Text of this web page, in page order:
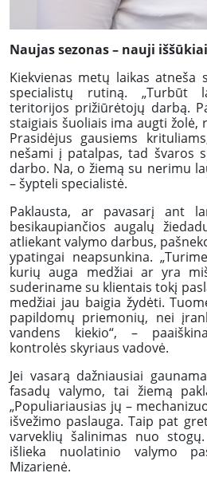
Naujas sezonas – nauji iššūkiai
Kiekvienas metų laikas atneša
specialistų rutiną. „Turbūt
teritorijos prižiūrėtojų darbą.
staigiais šuoliais ima augti žolė,
Prasidėjus gausiems
nešami į patalpas, tad švaros
darbo. Na, o žiemą su nerimu
– šypteli specialistė.
Paklausta, ar pavasarį ant
besikaupiančios augalų
atliekant valymo darbus,
ypatingai neapsunkina.
kurių auga medžiai ar yra
suderiname su klientais tokį
medžiai jau baigia žydėti.
papildomų priemonių, nei
vandens kiekio“, –
kontrolės skyriaus vadovė.
Jei vasarą dažniausiai
fasadų valymo, tai žiemą
„Populiariausias jų –
išvežimo paslauga. Taip pat
varveklių šalinimas nuo
išlieka nuolatinio valymo
Mizarienė.